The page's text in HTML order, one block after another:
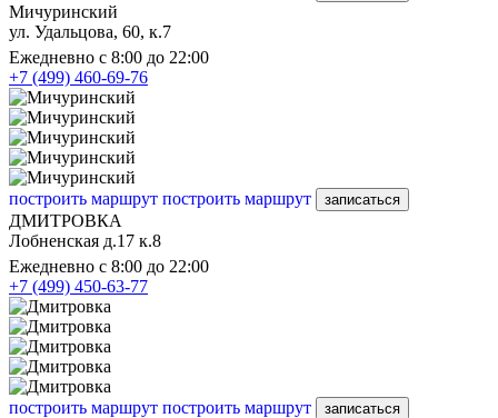
Мичуринский
ул. Удальцова, 60, к.7
Ежедневно с 8:00 до 22:00
+7 (499) 460-69-76
построить маршрут построить маршрут записаться
ДМИТРОВКА
Лобненская д.17 к.8
Ежедневно с 8:00 до 22:00
+7 (499) 450-63-77
построить маршрут построить маршрут записаться